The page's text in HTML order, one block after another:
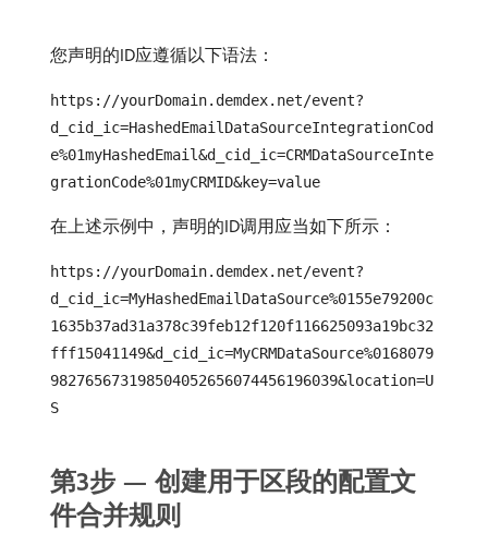
您声明的ID应遵循以下语法：
https://yourDomain.demdex.net/event?
d_cid_ic=HashedEmailDataSourceIntegrationCod
e%01myHashedEmail&d_cid_ic=CRMDataSourceInte
grationCode%01myCRMID&key=value
在上述示例中，声明的ID调用应当如下所示：
https://yourDomain.demdex.net/event?
d_cid_ic=MyHashedEmailDataSource%0155e79200c
1635b37ad31a378c39feb12f120f116625093a19bc32
fff15041149&d_cid_ic=MyCRMDataSource%0168079
982765673198504052656074456196039&location=U
S
第3步 — 创建用于区段的配置文
件合并规则